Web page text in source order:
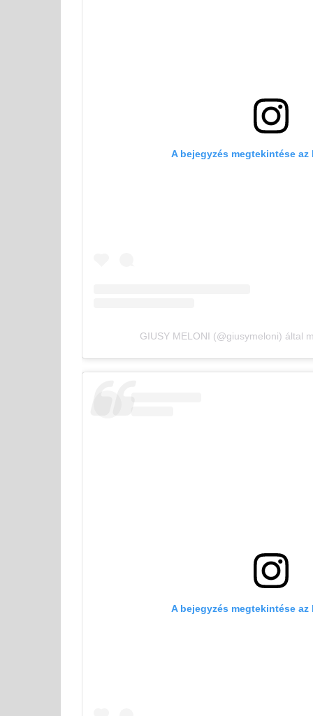
A bejegyzés megtekintése az
GIUSY MELONI (@giusymeloni) által
A bejegyzés megtekintése az